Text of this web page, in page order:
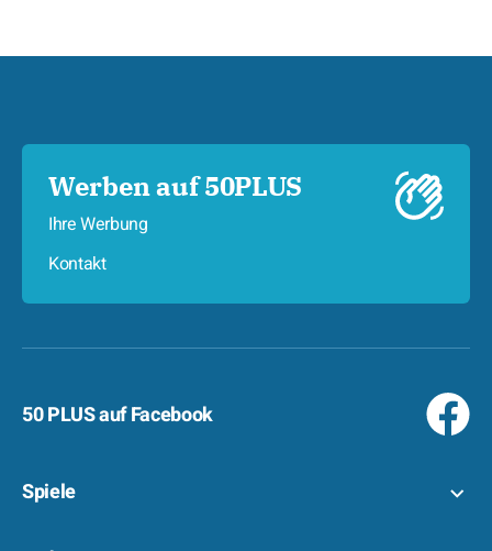
Werben auf 50PLUS
Ihre Werbung
Kontakt
50 PLUS auf Facebook
Spiele